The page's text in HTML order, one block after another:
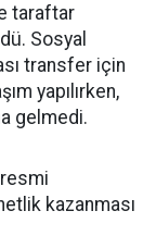
taraftar
Sosyal
transfer için
yapılırken,
gelmedi.
kazanması